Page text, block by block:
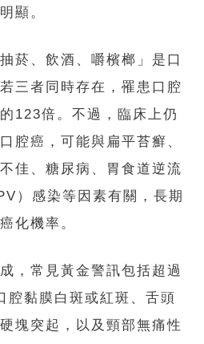
顯。
菸、飲酒、嚼檳榔」是口
三者同時存在，罹患口腔
123倍。不過，臨床上仍
腔癌，可能與扁平苔癬、
佳、糖尿病、胃食道逆流
）感染等因素有關，長期
化機率。
，常見黃金警訊包括超過
腔黏膜白斑或紅斑、舌頭
塊突起，以及頸部無痛性